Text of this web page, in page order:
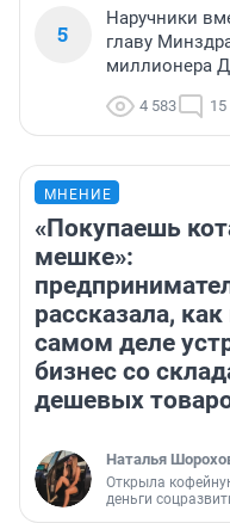
5
Наручники
главу
миллионера
4 583 15
МНЕНИЕ
«Покупаешь
мешке»:
рассказала, как
самом деле
бизнес со
дешевых
Наталья
Открыла
деньги